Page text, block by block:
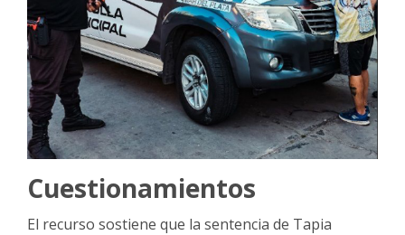
Cuestionamientos
El recurso sostiene que la sentencia de Tapia